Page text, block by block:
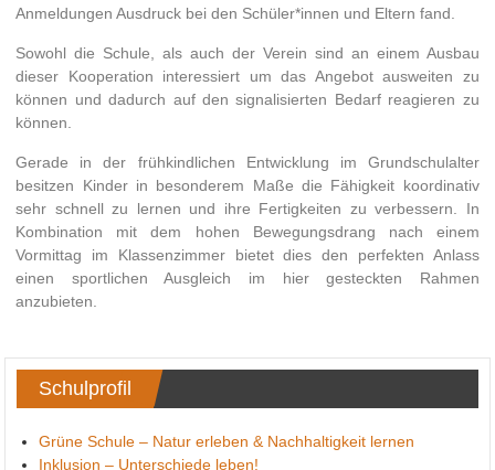
Anmeldungen Ausdruck bei den Schüler*innen und Eltern fand.
Sowohl die Schule, als auch der Verein sind an einem Ausbau
dieser Kooperation interessiert um das Angebot ausweiten zu
können und dadurch auf den signalisierten Bedarf reagieren zu
können.
Gerade in der frühkindlichen Entwicklung im Grundschulalter
besitzen Kinder in besonderem Maße die Fähigkeit koordinativ
sehr schnell zu lernen und ihre Fertigkeiten zu verbessern. In
Kombination mit dem hohen Bewegungsdrang nach einem
Vormittag im Klassenzimmer bietet dies den perfekten Anlass
einen sportlichen Ausgleich im hier gesteckten Rahmen
anzubieten.
Schulprofil
Grüne Schule – Natur erleben & Nachhaltigkeit lernen
Inklusion – Unterschiede leben!